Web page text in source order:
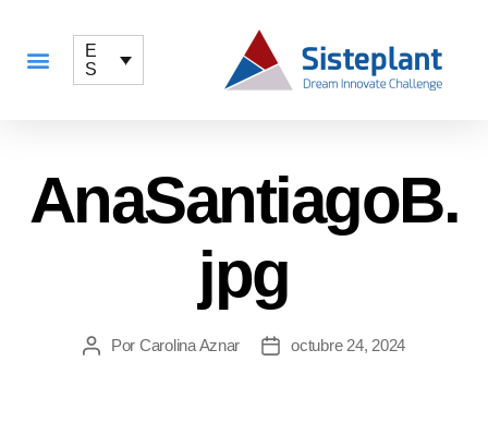
E
S
AnaSantiagoB.
jpg
Por Carolina Aznar octubre 24, 2024